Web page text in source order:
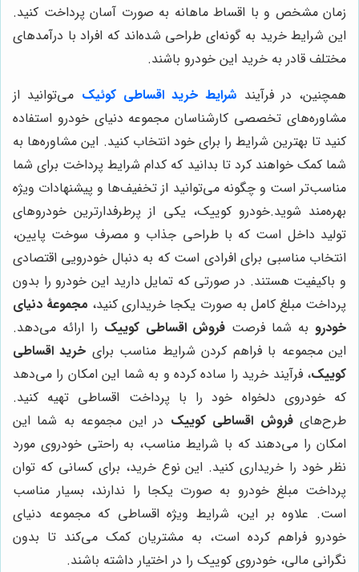
زمان مشخص و با اقساط ماهانه به صورت آسان پرداخت کنید.
این شرایط خرید به گونه‌ای طراحی شده‌اند که افراد با درآمدهای
مختلف قادر به خرید این خودرو باشند.
همچنین، در فرآیند شرایط خرید اقساطی کوئیک می‌توانید از
مشاوره‌های تخصصی کارشناسان مجموعه دنیای خودرو استفاده
کنید تا بهترین شرایط را برای خود انتخاب کنید. این مشاوره‌ها به
شما کمک خواهند کرد تا بدانید که کدام شرایط پرداخت برای شما
مناسب‌تر است و چگونه می‌توانید از تخفیف‌ها و پیشنهادات ویژه
بهره‌مند شوید.خودرو کوییک، یکی از پرطرفدارترین خودروهای
تولید داخل است که با طراحی جذاب و مصرف سوخت پایین،
انتخاب مناسبی برای افرادی است که به دنبال خودرویی اقتصادی
و باکیفیت هستند. در صورتی که تمایل دارید این خودرو را بدون
پرداخت مبلغ کامل به صورت یکجا خریداری کنید، مجموعۀ دنیای
خودرو به شما فرصت فروش اقساطی کوییک را ارائه می‌دهد.
این مجموعه با فراهم کردن شرایط مناسب برای خرید اقساطی
کوییک، فرآیند خرید را ساده کرده و به شما این امکان را می‌دهد
که خودروی دلخواه خود را با پرداخت اقساطی تهیه کنید.
طرح‌های فروش اقساطی کوییک در این مجموعه به شما این
امکان را می‌دهند که با شرایط مناسب، به راحتی خودروی مورد
نظر خود را خریداری کنید. این نوع خرید، برای کسانی که توان
پرداخت مبلغ خودرو به صورت یکجا را ندارند، بسیار مناسب
است. علاوه بر این، شرایط ویژه اقساطی که مجموعه دنیای
خودرو فراهم کرده است، به مشتریان کمک می‌کند تا بدون
نگرانی مالی، خودروی کوییک را در اختیار داشته باشند.